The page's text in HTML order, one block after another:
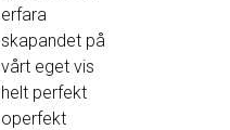
erfara
skapandet på
vårt eget vis
helt perfekt
operfekt